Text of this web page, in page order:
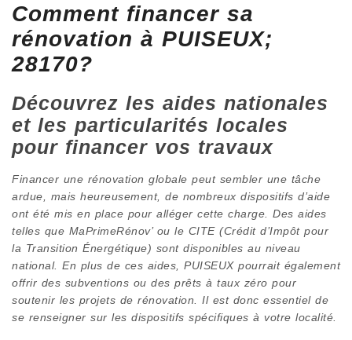
Comment financer sa
rénovation à PUISEUX;
28170?
Découvrez les aides nationales
et les particularités locales
pour financer vos travaux
Financer une rénovation globale peut sembler une tâche
ardue, mais heureusement, de nombreux dispositifs d’aide
ont été mis en place pour alléger cette charge. Des aides
telles que MaPrimeRénov’ ou le CITE (Crédit d’Impôt pour
la Transition Énergétique) sont disponibles au niveau
national. En plus de ces aides, PUISEUX pourrait également
offrir des subventions ou des prêts à taux zéro pour
soutenir les projets de rénovation. Il est donc essentiel de
se renseigner sur les dispositifs spécifiques à votre localité.